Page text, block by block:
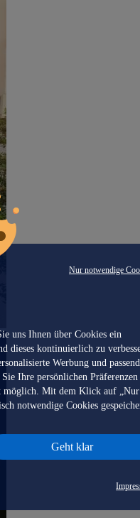
Nur notwendige
uns Ihnen über Cookies ein
dieses kontinuierlich zu
Werbung und
Ihre persönlichen Präferenzen
möglich. Mit dem Klick auf „Nur
notwendige Cookies
Geht klar